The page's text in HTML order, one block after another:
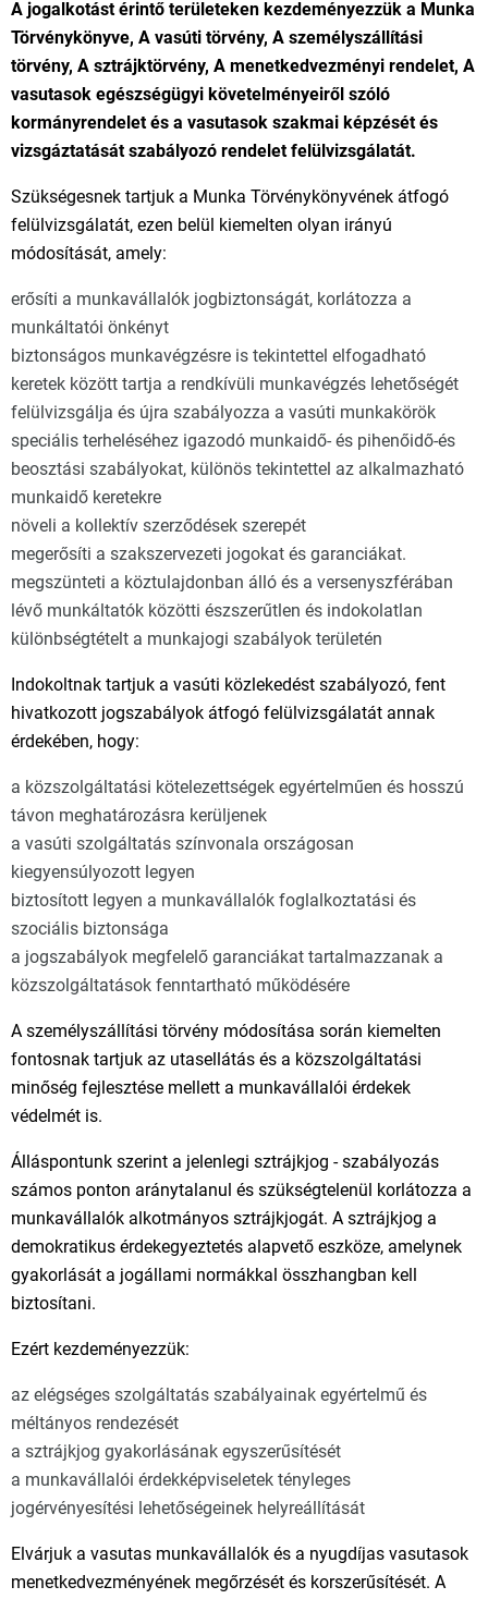
A jogalkotást érintő területeken kezdeményezzük a Munka
Törvénykönyve, A vasúti törvény, A személyszállítási
törvény, A sztrájktörvény, A menetkedvezményi rendelet, A
vasutasok egészségügyi követelményeiről szóló
kormányrendelet és a vasutasok szakmai képzését és
vizsgáztatását szabályozó rendelet felülvizsgálatát.
Szükségesnek tartjuk a Munka Törvénykönyvének átfogó
felülvizsgálatát, ezen belül kiemelten olyan irányú
módosítását, amely:
erősíti a munkavállalók jogbiztonságát, korlátozza a
munkáltatói önkényt
biztonságos munkavégzésre is tekintettel elfogadható
keretek között tartja a rendkívüli munkavégzés lehetőségét
felülvizsgálja és újra szabályozza a vasúti munkakörök
speciális terheléséhez igazodó munkaidő- és pihenőidő-és
beosztási szabályokat, különös tekintettel az alkalmazható
munkaidő keretekre
növeli a kollektív szerződések szerepét
megerősíti a szakszervezeti jogokat és garanciákat.
megszünteti a köztulajdonban álló és a versenyszférában
lévő munkáltatók közötti észszerűtlen és indokolatlan
különbségtételt a munkajogi szabályok területén
Indokoltnak tartjuk a vasúti közlekedést szabályozó, fent
hivatkozott jogszabályok átfogó felülvizsgálatát annak
érdekében, hogy:
a közszolgáltatási kötelezettségek egyértelműen és hosszú
távon meghatározásra kerüljenek
a vasúti szolgáltatás színvonala országosan
kiegyensúlyozott legyen
biztosított legyen a munkavállalók foglalkoztatási és
szociális biztonsága
a jogszabályok megfelelő garanciákat tartalmazzanak a
közszolgáltatások fenntartható működésére
A személyszállítási törvény módosítása során kiemelten
fontosnak tartjuk az utasellátás és a közszolgáltatási
minőség fejlesztése mellett a munkavállalói érdekek
védelmét is.
Álláspontunk szerint a jelenlegi sztrájkjog - szabályozás
számos ponton aránytalanul és szükségtelenül korlátozza a
munkavállalók alkotmányos sztrájkjogát. A sztrájkjog a
demokratikus érdekegyeztetés alapvető eszköze, amelynek
gyakorlását a jogállami normákkal összhangban kell
biztosítani.
Ezért kezdeményezzük:
az elégséges szolgáltatás szabályainak egyértelmű és
méltányos rendezését
a sztrájkjog gyakorlásának egyszerűsítését
a munkavállalói érdekképviseletek tényleges
jogérvényesítési lehetőségeinek helyreállítását
Elvárjuk a vasutas munkavállalók és a nyugdíjas vasutasok
menetkedvezményének megőrzését és korszerűsítését. A